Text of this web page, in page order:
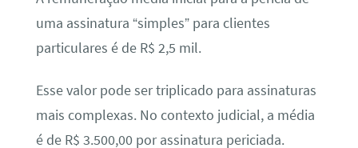
uma assinatura “simples” para clientes
particulares é de R$ 2,5 mil.
Esse valor pode ser triplicado para assinaturas
mais complexas. No contexto judicial, a média
é de R$ 3.500,00 por assinatura periciada.